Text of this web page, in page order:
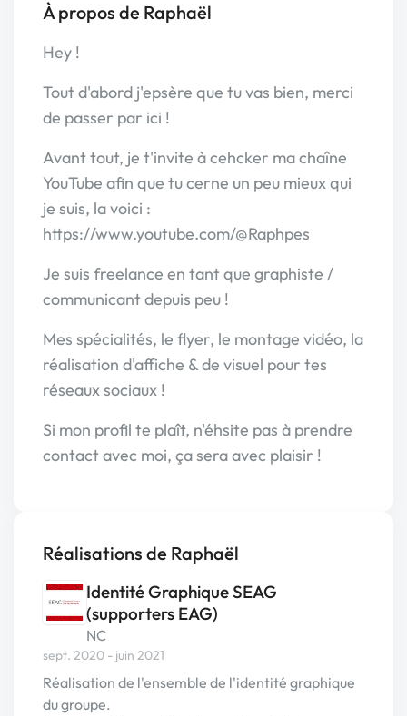
À propos de Raphaël
Hey !
Tout d'abord j'epsère que tu vas bien, merci
de passer par ici !
Avant tout, je t'invite à cehcker ma chaîne
YouTube afin que tu cerne un peu mieux qui
je suis, la voici :
https://www.youtube.com/@Raphpes
Je suis freelance en tant que graphiste /
communicant depuis peu !
Mes spécialités, le flyer, le montage vidéo, la
réalisation d'affiche & de visuel pour tes
réseaux sociaux !
Si mon profil te plaît, n'éhsite pas à prendre
contact avec moi, ça sera avec plaisir !
Réalisations de Raphaël
Identité Graphique SEAG
(supporters EAG)
NC
sept. 2020 - juin 2021
Réalisation de l'ensemble de l'identité graphique
du groupe.